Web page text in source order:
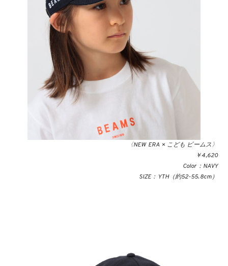
〈NEW ERA × こども ビームス〉
￥4,620
Color：NAVY
SIZE：YTH（約52-55.8cm）